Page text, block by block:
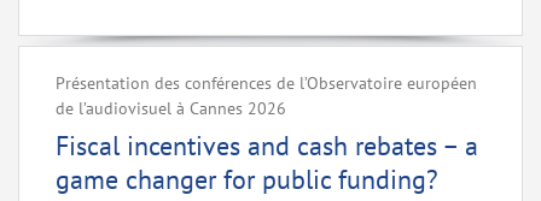
Présentation des conférences de l’Observatoire européen
de l’audiovisuel à Cannes 2026
Fiscal incentives and cash rebates – a
game changer for public funding?